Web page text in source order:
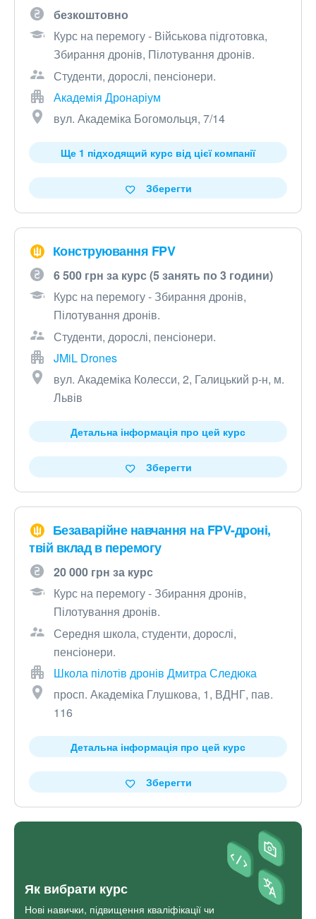
безкоштовно
Курс на перемогу - Військова підготовка,
Збирання дронів, Пілотування дронів.
Студенти, дорослі, пенсіонери.
Академія Дронаріум
вул. Академіка Богомольця, 7/14
Ще 1 підходящий курс від цієї компанії
Зберегти
Конструювання FPV
6 500 грн за курс (5 занять по 3 години)
Курс на перемогу - Збирання дронів,
Пілотування дронів.
Студенти, дорослі, пенсіонери.
JMiL Drones
вул. Академіка Колесси, 2, Галицький р-н, м.
Львів
Детальна інформація про цей курс
Зберегти
Безаварійне навчання на FPV-дроні,
твій вклад в перемогу
20 000 грн за курс
Курс на перемогу - Збирання дронів,
Пілотування дронів.
Середня школа, студенти, дорослі,
пенсіонери.
Школа пілотів дронів Дмитра Следюка
просп. Академіка Глушкова, 1, ВДНГ, пав.
116
Детальна інформація про цей курс
Зберегти
Як вибрати курс
Нові навички, підвищення кваліфікації чи